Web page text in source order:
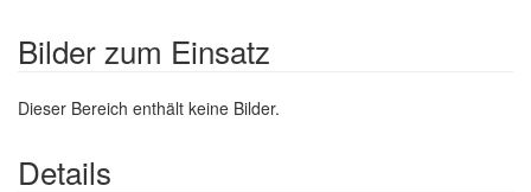
Bilder zum Einsatz
Dieser Bereich enthält keine Bilder.
Details